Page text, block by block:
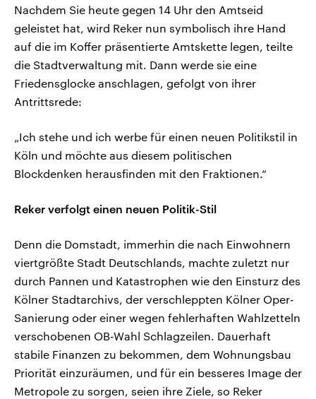
Nachdem Sie heute gegen 14 Uhr den Amtseid
geleistet hat, wird Reker nun symbolisch ihre Hand
auf die im Koffer präsentierte Amtskette legen, teilte
die Stadtverwaltung mit. Dann werde sie eine
Friedensglocke anschlagen, gefolgt von ihrer
Antrittsrede:
„Ich stehe und ich werbe für einen neuen Politikstil in
Köln und möchte aus diesem politischen
Blockdenken herausfinden mit den Fraktionen.“
Reker verfolgt einen neuen Politik-Stil
Denn die Domstadt, immerhin die nach Einwohnern
viertgrößte Stadt Deutschlands, machte zuletzt nur
durch Pannen und Katastrophen wie den Einsturz des
Kölner Stadtarchivs, der verschleppten Kölner Oper-
Sanierung oder einer wegen fehlerhaften Wahlzetteln
verschobenen OB-Wahl Schlagzeilen. Dauerhaft
stabile Finanzen zu bekommen, dem Wohnungsbau
Priorität einzuräumen, und für ein besseres Image der
Metropole zu sorgen, seien ihre Ziele, so Reker